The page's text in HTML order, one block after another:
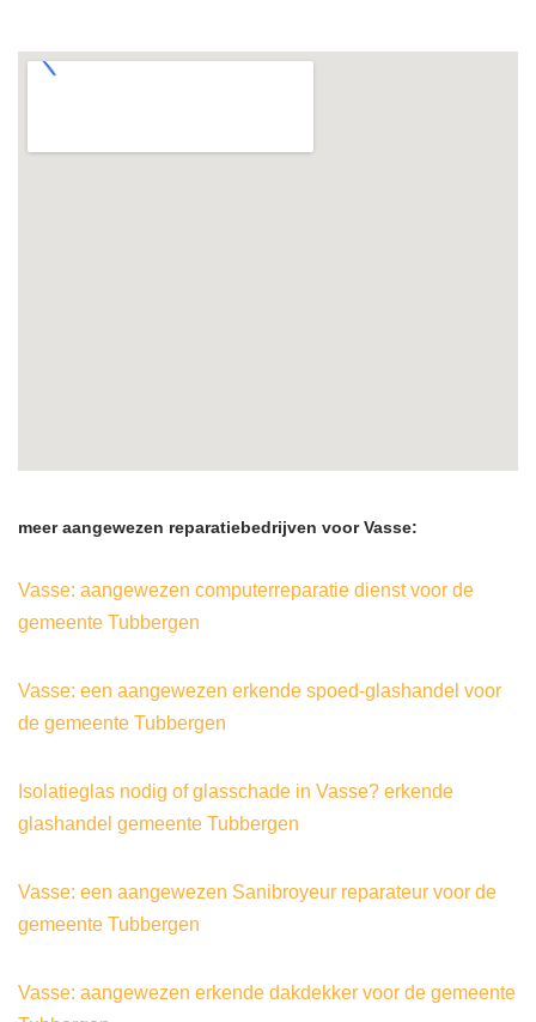
meer aangewezen reparatiebedrijven voor Vasse:
Vasse: aangewezen computerreparatie dienst voor de
gemeente Tubbergen
Vasse: een aangewezen erkende spoed-glashandel voor
de gemeente Tubbergen
Isolatieglas nodig of glasschade in Vasse? erkende
glashandel gemeente Tubbergen
Vasse: een aangewezen Sanibroyeur reparateur voor de
gemeente Tubbergen
Vasse: aangewezen erkende dakdekker voor de gemeente